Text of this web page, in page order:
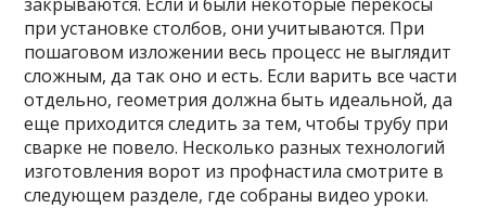
при установке столбов, они учитываются. При
пошаговом изложении весь процесс не выглядит
сложным, да так оно и есть. Если варить все части
отдельно, геометрия должна быть идеальной, да
еще приходится следить за тем, чтобы трубу при
сварке не повело. Несколько разных технологий
изготовления ворот из профнастила смотрите в
следующем разделе, где собраны видео уроки.